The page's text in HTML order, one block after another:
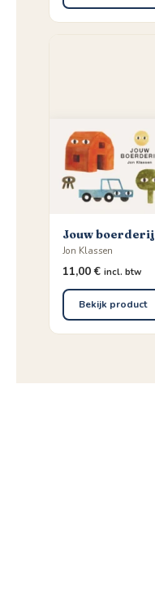
Jouw boerderij
Jon Klassen
11,00€ incl. btw
Bekijk product